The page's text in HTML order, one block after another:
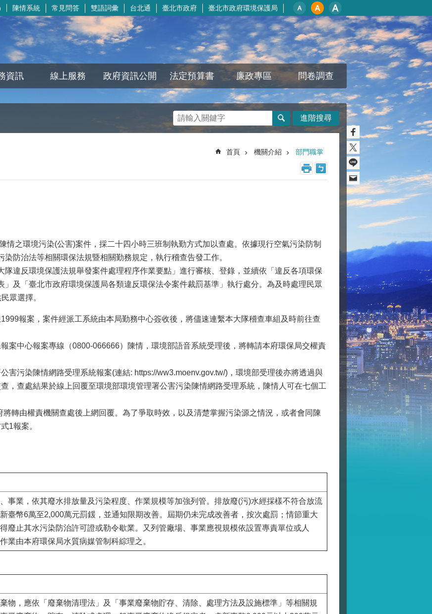
陳情系統 常見問答 雙語詞彙 台北通 臺北市政府 臺北市政府環境保護局
資訊 線上服務 政府資訊公開 法定預算書 廉政專區 問卷調查
進階搜尋
首頁 機關介紹 部門職掌
之環境污染(公害)案件，採二十四小時三班制執勤方式加以查處。依據現行空氣污染防制
防治法等相關環保法規暨相關勤務規定，執行稽查告發工作。
違反環境保護法規舉發案件處理程序作業要點」進行審核、登錄，並續依「違反各項環保
」及「臺北市政府環境保護局各類違反環保法令案件裁罰基準」執行處分。為及時處理民眾
眾選擇。
報案，案件經派工系統由本局勤務中心簽收後，將儘速連繫本大隊稽查車組及時前往查
案中心報案專線（0800-066666）陳情，環境部語音系統受理後，將轉請本府環保局交權責
害污染陳情網路受理系統報案(連結: https://ww3.moenv.gov.tw/)，環境部受理後亦將透過與
，查處結果於線上回覆至環境部環境管理署公害污染陳情網路受理系統，陳情人可在七個工
將轉由權責機關查處後上網回覆。為了爭取時效，以及清楚掌握污染源之情況，或者會同陳
1報案。
事業，依其廢水排放量及污染程度、作業規模等加強列管。排放廢(污)水經採樣不符合放流
臺幣6萬至2,000萬元罰鍰，並通知限期改善。屆期仍未完成改善者，按次處罰；情節重大
廢止其水污染防治許可證或勒令歇業。又列管廠場、事業應視規模依設置專責單位或人
業由本府環保局水質病媒管制科綜理之。
物，應依「廢棄物清理法」及「事業廢棄物貯存、清除、處理方法及設施標準」等相關規